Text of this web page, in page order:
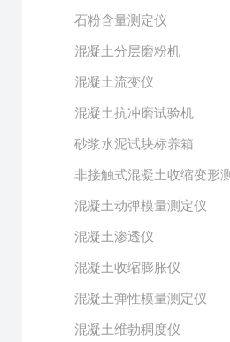
石粉含量测定仪
混凝土分层磨粉机
混凝土流变仪
混凝土抗冲磨试验机
砂浆水泥试块标养箱
非接触式混凝土收缩变形
混凝土动弹模量测定仪
混凝土渗透仪
混凝土收缩膨胀仪
混凝土弹性模量测定仪
混凝土维勃稠度仪